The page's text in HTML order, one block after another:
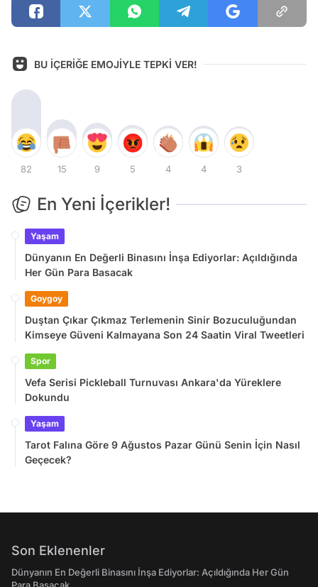
BU İÇERİĞE EMOJİYLE TEPKİ VER!
82 15 9 5 4 4 3
En Yeni İçerikler!
Yaşam
Dünyanın En Değerli Binasını İnşa Ediyorlar: Açıldığında
Her Gün Para Basacak
Goygoy
Duştan Çıkar Çıkmaz Terlemenin Sinir Bozuculuğundan
Kimseye Güveni Kalmayana Son 24 Saatin Viral Tweetleri
Spor
Vefa Serisi Pickleball Turnuvası Ankara'da Yüreklere
Dokundu
Yaşam
Tarot Falına Göre 9 Ağustos Pazar Günü Senin İçin Nasıl
Geçecek?
Son Eklenenler
Dünyanın En Değerli Binasını İnşa Ediyorlar: Açıldığında Her Gün